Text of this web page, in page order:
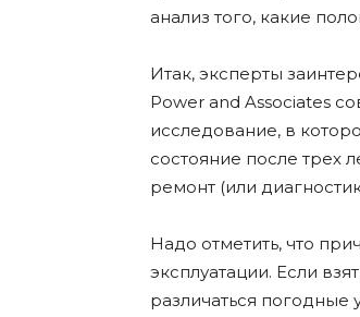
анализ того, какие
Итак, эксперты
Power and Associates
исследование, в
состояние после трех
ремонт (или
Надо отметить, что
эксплуатации. Если
различаться погодные